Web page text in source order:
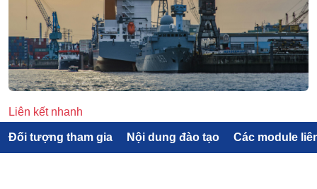
Liên kết nhanh
Đối tượng tham gia Nội dung đào tạo Các module